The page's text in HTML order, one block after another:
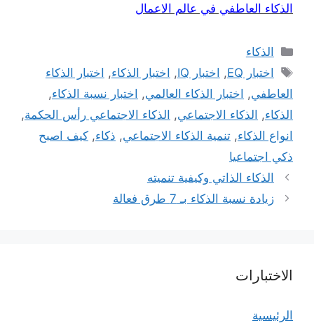
الذكاء العاطفي في عالم الاعمال
التصنيفات
الذكاء
الوسوم
اختبار EQ , اختبار IQ , اختبار الذكاء, اختبار الذكاء
العاطفي, اختبار الذكاء العالمي, اختبار نسبة الذكاء,
الذكاء, الذكاء الاجتماعي, الذكاء الاجتماعي رأس الحكمة,
انواع الذكاء, تنمية الذكاء الاجتماعي, ذكاء, كيف اصبح
ذكي اجتماعيا
الذكاء الذاتي وكيفية تنميته
زيادة نسبة الذكاء بـ 7 طرق فعالة
الاختبارات
الرئيسية